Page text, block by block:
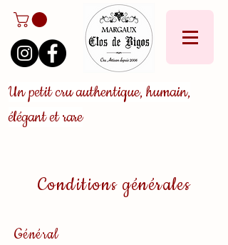
Un petit cru authentique, humain,
élégant et rare
Conditions générales
Général